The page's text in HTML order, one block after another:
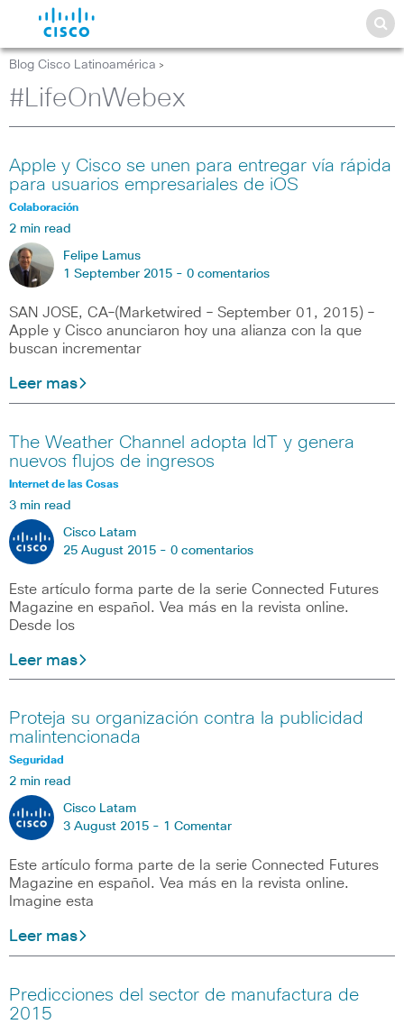
Blog Cisco Latinoamérica >
#LifeOnWebex
Apple y Cisco se unen para entregar vía rápida
para usuarios empresariales de iOS
Colaboración
2 min read
Felipe Lamus
1 September 2015 - 0 comentarios
SAN JOSE, CA–(Marketwired – September 01, 2015) –
Apple y Cisco anunciaron hoy una alianza con la que
buscan incrementar
Leer mas
The Weather Channel adopta IdT y genera
nuevos flujos de ingresos
Internet de las Cosas
3 min read
Cisco Latam
25 August 2015 - 0 comentarios
Este artículo forma parte de la serie Connected Futures
Magazine en español. Vea más en la revista online.
Desde los
Leer mas
Proteja su organización contra la publicidad
malintencionada
Seguridad
2 min read
Cisco Latam
3 August 2015 - 1 Comentar
Este artículo forma parte de la serie Connected Futures
Magazine en español. Vea más en la revista online.
Imagine esta
Leer mas
Predicciones del sector de manufactura de
2015